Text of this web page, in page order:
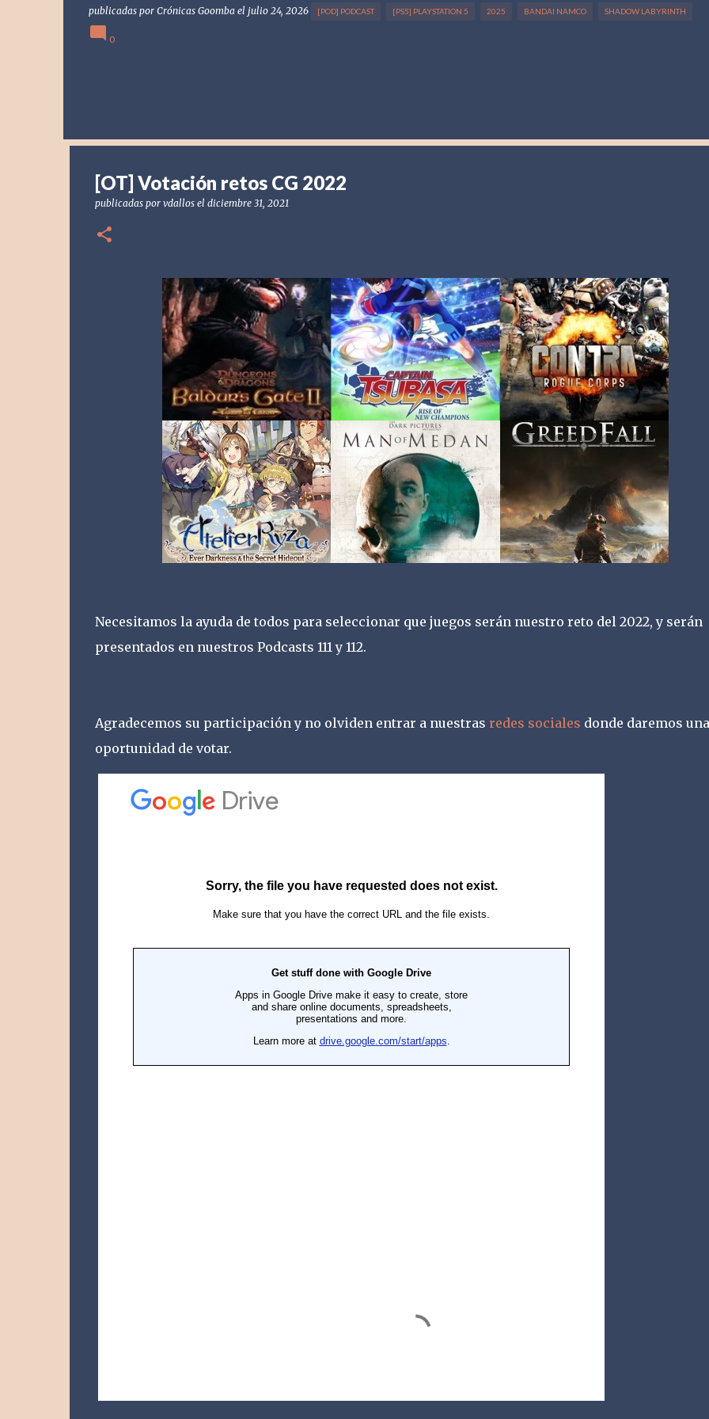
publicadas por Crónicas Goomba el julio 24, 2026 [POD] PODCAST [PS5] PLAYSTATION 5 2025 BANDAI NAMCO SHADOW LABYRINTH
0
[OT] Votación retos CG 2022
publicadas por vdallos el diciembre 31, 2021
Necesitamos la ayuda de todos para seleccionar que juegos serán nuestro reto del 2022, y serán
presentados en nuestros Podcasts 111 y 112.
Agradecemos su participación y no olviden entrar a nuestras redes sociales donde daremos
oportunidad de votar.